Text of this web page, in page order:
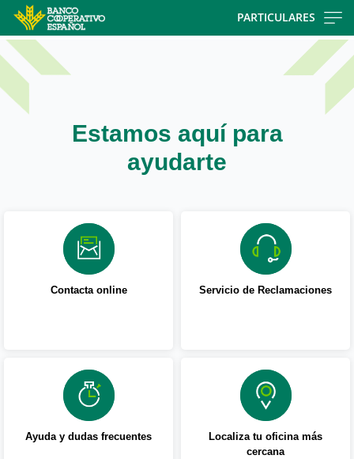
PARTICULARES
Cargando
contenido,
por
favor
Estamos aquí para
ayudarte
Contacta online Servicio de Reclamaciones
Ayuda y dudas frecuentes
Localiza tu oficina más
cercana